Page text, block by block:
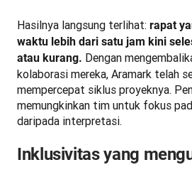
Hasilnya langsung terlihat: rapat
waktu lebih dari satu jam kini
atau kurang. Dengan
kolaborasi mereka, Aramark telah
mempercepat siklus proyeknya.
memungkinkan tim untuk fokus
daripada interpretasi.
Inklusivitas yang